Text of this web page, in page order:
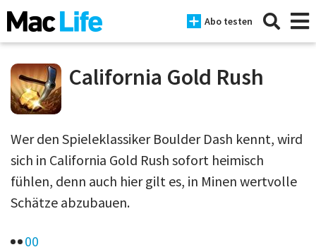
Abo testen
News
iPhone
Mac
iPad
California Gold Rush
Wer den Spieleklassiker Boulder Dash kennt, wird
sich in California Gold Rush sofort heimisch
fühlen, denn auch hier gilt es, in Minen wertvolle
Schätze abzubauen.
00